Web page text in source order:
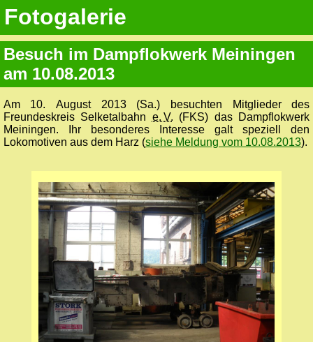
Fotogalerie
Besuch im Dampflokwerk Meiningen
am 10.08.2013
Am 10. August 2013 (Sa.) besuchten Mitglieder des
Freundeskreis Selketalbahn e. V. (FKS) das Dampflokwerk
Meiningen. Ihr besonderes Interesse galt speziell den
Lokomotiven aus dem Harz (siehe Meldung vom 10.08.2013).